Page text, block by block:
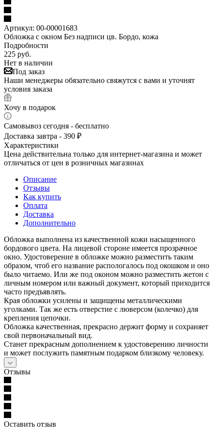
Артикул: 00-00001683
Обложка с окном Без надписи цв. Бордо, кожа
Подробности
225 руб.
Нет в наличии
Под заказ
Наши менеджеры обязательно свяжутся с вами и уточнят
условия заказа
Хочу в подарок
Самовывоз сегодня - бесплатно
Доставка завтра - 390 ₽
Характеристики
Цена действительна только для интернет-магазина и может
отличаться от цен в розничных магазинах
Описание
Отзывы
Как купить
Оплата
Доставка
Дополнительно
Обложка выполнена из качественной кожи насыщенного
бордового цвета. На лицевой стороне имеется прозрачное
окно. Удостоверение в обложке можно разместить таким
образом, чтоб его название распологалось под окошком и оно
было читаемо. Или же под оконом можно разместить жетон с
личным номером или важный документ, который приходится
часто предъявлять.
Края обложки усилены и защищены металлическими
уголками. Так же есть отверстие с люверсом (колечко) для
крепления цепочки.
Обложка качественная, прекрасно держит форму и сохраняет
свой первоначальный вид.
Станет прекрасным дополнением к удостоверению личности
и может послужить памятным подарком близкому человеку.
Отзывы
Оставить отзыв